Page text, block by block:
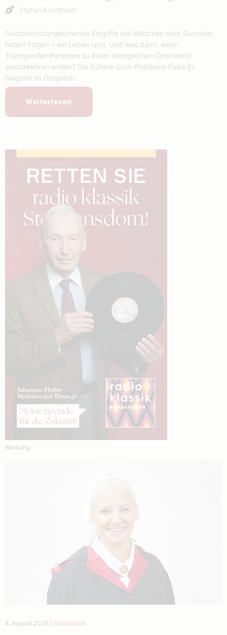
Stefan Kronthaler
Geschlechtsangleichende Eingriffe bei Mädchen oder Burschen
haben Folgen – ein Leben lang. Und was dann, wenn
Transgender-Personen zu ihrem biologischen Geschlecht
zurückkehren wollen? Die frühere Grün-Politikerin Faika El-
Nagashi im Gespräch.
Weiterlesen
Werbung
4. August 2026 Spiritualität